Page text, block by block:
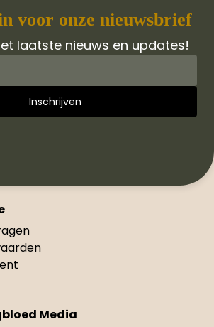
voor onze nieuwsbrief
laatste nieuws en updates!
Media